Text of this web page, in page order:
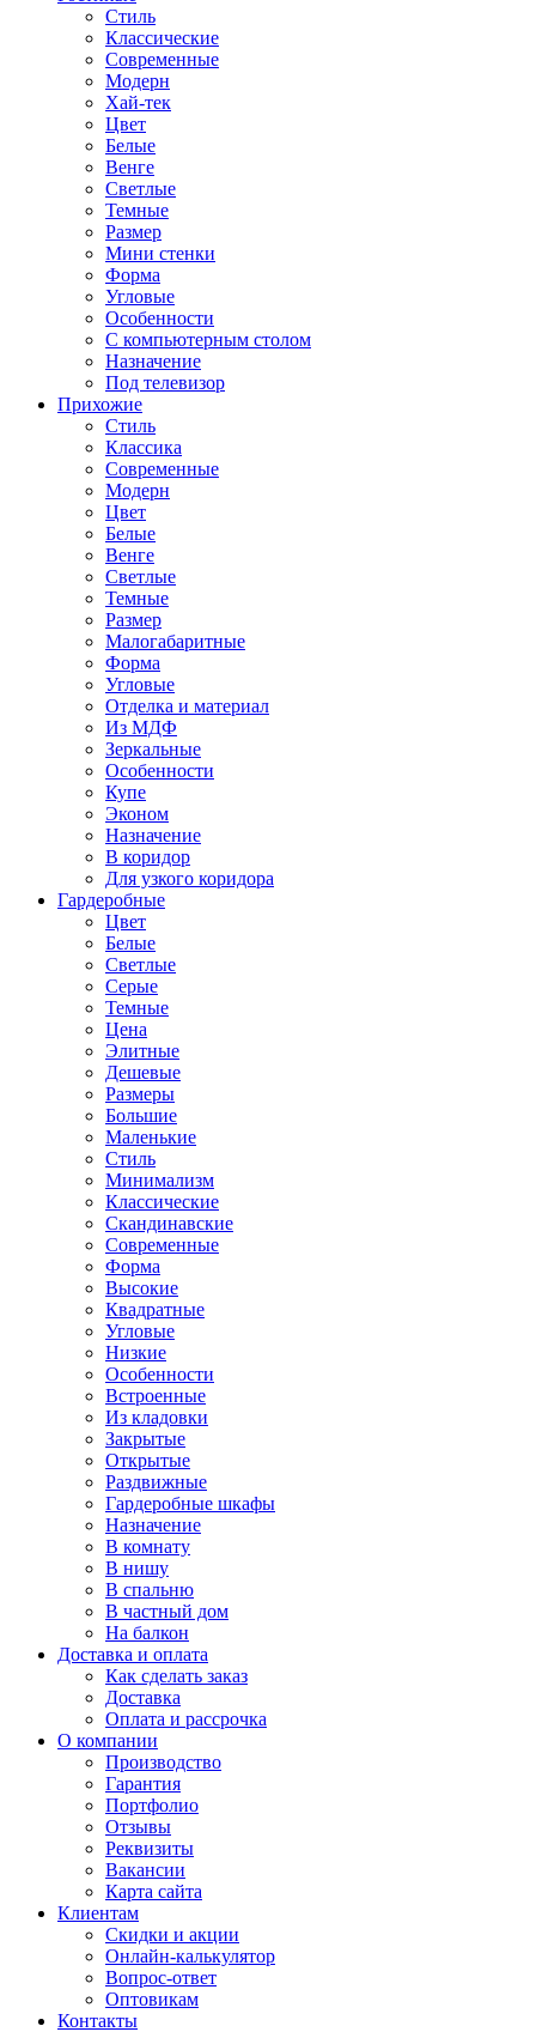
Стиль
Классические
Современные
Модерн
Хай-тек
Цвет
Белые
Венге
Светлые
Темные
Размер
Мини стенки
Форма
Угловые
Особенности
С компьютерным столом
Назначение
Под телевизор
Прихожие
Стиль
Классика
Современные
Модерн
Цвет
Белые
Венге
Светлые
Темные
Размер
Малогабаритные
Форма
Угловые
Отделка и материал
Из МДФ
Зеркальные
Особенности
Купе
Эконом
Назначение
В коридор
Для узкого коридора
Гардеробные
Цвет
Белые
Светлые
Серые
Темные
Цена
Элитные
Дешевые
Размеры
Большие
Маленькие
Стиль
Минимализм
Классические
Скандинавские
Современные
Форма
Высокие
Квадратные
Угловые
Низкие
Особенности
Встроенные
Из кладовки
Закрытые
Открытые
Раздвижные
Гардеробные шкафы
Назначение
В комнату
В нишу
В спальню
В частный дом
На балкон
Доставка и оплата
Как сделать заказ
Доставка
Оплата и рассрочка
О компании
Производство
Гарантия
Портфолио
Отзывы
Реквизиты
Вакансии
Карта сайта
Клиентам
Скидки и акции
Онлайн-калькулятор
Вопрос-ответ
Оптовикам
Контакты